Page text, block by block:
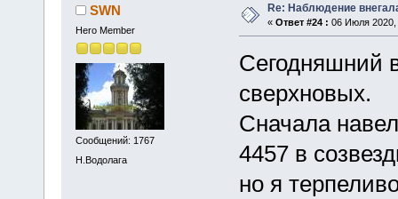
SWN
Hero Member
Сообщений: 1767
Н.Водолага
Re: Наблюдение
« Ответ #24 : 06 Июля 2020,
Сегодняшний
сверхновых.
Сначала
4457 в
но я